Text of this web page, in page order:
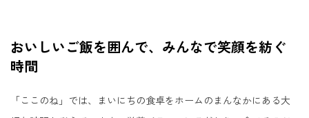
おいしいご飯を囲んで、みんなで笑顔を紡ぐ
時間
「ここのね」では、まいにちの食卓をホームのまんなかにある大